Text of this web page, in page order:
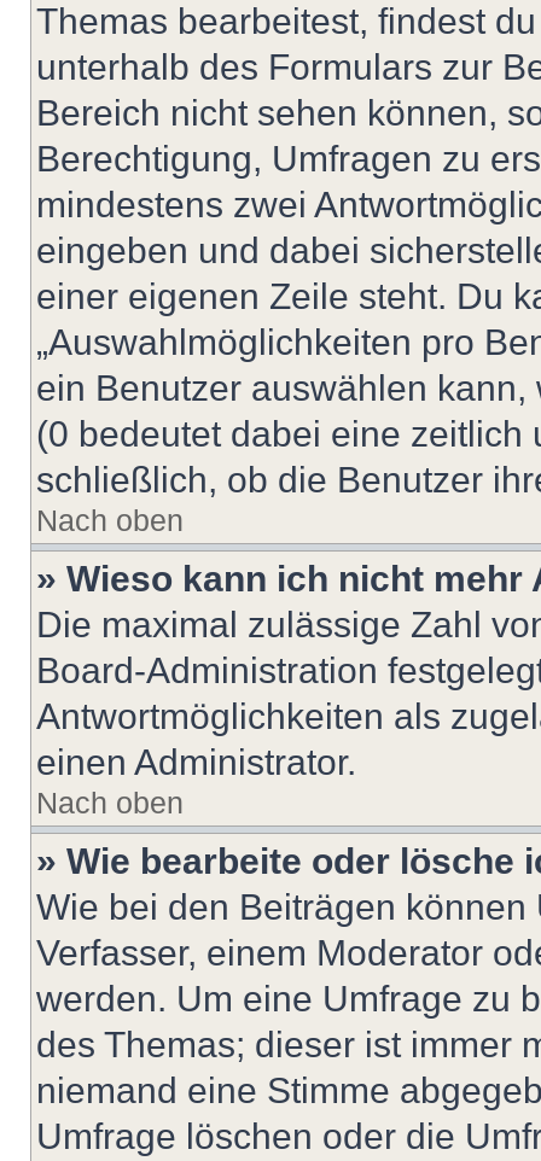
Themas bearbeitest, findest
unterhalb des Formulars zur
Bereich nicht sehen können,
Berechtigung, Umfragen zu
mindestens zwei
eingeben und dabei
einer eigenen Zeile steht. Du
„Auswahlmöglichkeiten pro
ein Benutzer auswählen
(0 bedeutet dabei eine zeitlich
schließlich, ob die Benutzer
Nach oben
» Wieso kann ich nicht
Die maximal zulässige Zahl
Board-Administration
Antwortmöglichkeiten als
einen Administrator.
Nach oben
» Wie bearbeite oder lösche
Wie bei den Beiträgen
Verfasser, einem Moderator
werden. Um eine Umfrage zu
des Themas; dieser ist immer
niemand eine Stimme
Umfrage löschen oder die